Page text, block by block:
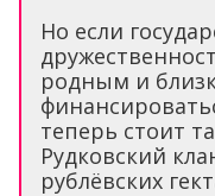
Но если
родным и
теперь стоит
Рудковский
рублёвских